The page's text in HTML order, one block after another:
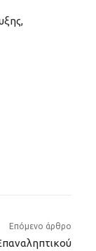
Επόμενο άρθρο